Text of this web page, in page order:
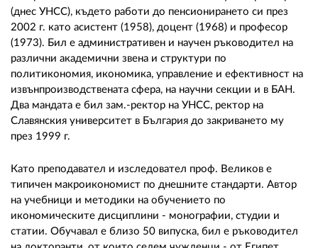
(днес УНСС), където работи до пенсионирането си през
2002 г. като асистент (1958), доцент (1968) и професор
(1973). Бил е административен и научен ръководител на
различни академични звена и структури по
политикономия, икономика, управление и ефективност на
извънпроизводствената сфера, на научни секции и в БАН.
Два мандата е бил зам.-ректор на УНСС, ректор на
Славянския университет в България до закриването му
през 1999 г.
Като преподавател и изследовател проф. Великов е
типичен макроикономист по днешните стандарти. Автор
на учебници и методики на обучението по
икономическите дисциплини - монографии, студии и
статии. Обучавал е близо 50 випуска, бил е ръководител
АБОНАМЕНТ
УСЛОВИЯ ЗА ПОЛЗВАНЕ
ПОЛИТИКА ЗА БИСКВИТКИТЕ
ПОЛИТИКАТА ЗА
02 975 20 35